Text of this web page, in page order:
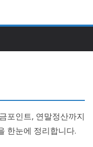
포인트, 연말정산까지
한눈에 정리합니다.